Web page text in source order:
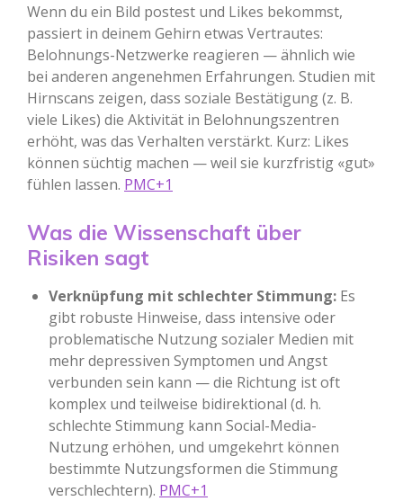
Wenn du ein Bild postest und Likes bekommst,
passiert in deinem Gehirn etwas Vertrautes:
Belohnungs-Netzwerke reagieren — ähnlich wie
bei anderen angenehmen Erfahrungen. Studien mit
Hirnscans zeigen, dass soziale Bestätigung (z. B.
viele Likes) die Aktivität in Belohnungszentren
erhöht, was das Verhalten verstärkt. Kurz: Likes
können süchtig machen — weil sie kurzfristig «gut»
fühlen lassen. PMC+1
Was die Wissenschaft über
Risiken sagt
Verknüpfung mit schlechter Stimmung: Es
gibt robuste Hinweise, dass intensive oder
problematische Nutzung sozialer Medien mit
mehr depressiven Symptomen und Angst
verbunden sein kann — die Richtung ist oft
komplex und teilweise bidirektional (d. h.
schlechte Stimmung kann Social-Media-
Nutzung erhöhen, und umgekehrt können
bestimmte Nutzungsformen die Stimmung
verschlechtern). PMC+1